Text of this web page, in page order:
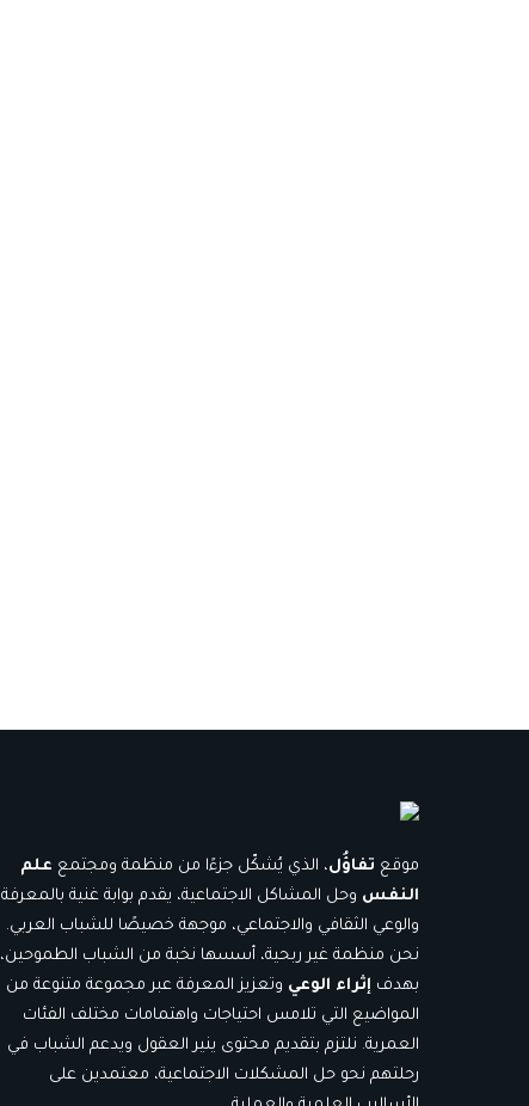
موقع تفاؤُل، الذي يُشكّل جزءًا من منظمة ومجتمع علم
النفس وحل المشاكل الاجتماعية، يقدم بوابة غنية بالمعرفة
والوعي الثقافي والاجتماعي، موجهة خصيصًا للشباب العربي.
نحن منظمة غير ربحية، أسسها نخبة من الشباب الطموحين،
بهدف إثراء الوعي وتعزيز المعرفة عبر مجموعة متنوعة من
المواضيع التي تلامس احتياجات واهتمامات مختلف الفئات
العمرية. نلتزم بتقديم محتوى ينير العقول ويدعم الشباب في
رحلتهم نحو حل المشكلات الاجتماعية، معتمدين على